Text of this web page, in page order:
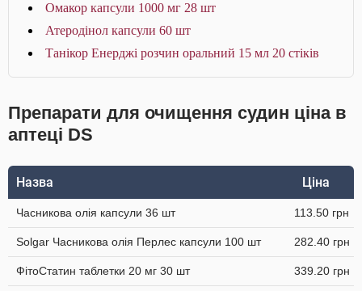
Омакор капсули 1000 мг 28 шт
Атеродінол капсули 60 шт
Танікор Енерджі розчин оральний 15 мл 20 стіків
Препарати для очищення судин ціна в
аптеці DS
Назва Ціна
Часникова олія капсули 36 шт 113.50 грн
Solgar Часникова олія Перлес капсули 100 шт 282.40 грн
ФітоСтатин таблетки 20 мг 30 шт 339.20 грн